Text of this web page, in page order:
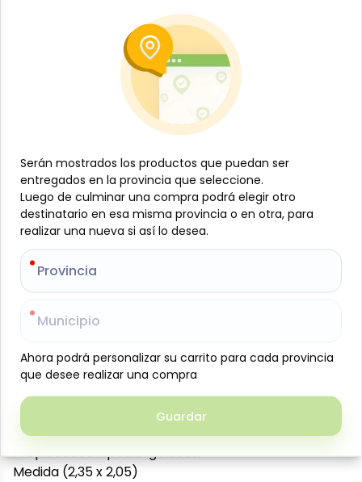
Textiles y decoración
Juego de sábanas camero, color entero
-SKU: B-JAM-001-1336_Rosado
Especificaciones
-
Juegos de sábanas camero color, 3 piezas (2 fundas,
1 Sabana) de color rosado pastel. Sábanas de
Microfibras, se caracterizan por estar
de absorción y con secado rápido, muy funcional.
Altamente transpirable.
Suave y cómodo al tacto.
Ideal para climas cálidos.
Propiedades hipoalergénicas.
Medida (2,35 x 2,05)
Serán mostrados los productos que puedan ser
entregados en la provincia que seleccione.
Luego de culminar una compra podrá elegir otro
destinatario en esa misma provincia o en otra, para
realizar una nueva si así lo desea.
Provincia
Municipio
Ahora podrá personalizar su carrito para cada provincia
que desee realizar una compra
Guardar
Serán mostrados los productos que puedan ser
entregados en la provincia que seleccione.
Luego de culminar una compra podrá elegir otro
destinatario en esa misma provincia o en otra, para
realizar una nueva si así lo desea.
Provincia
Municipio
Ahora podrá personalizar su carrito para cada provincia
que desee realizar una compra
Guardar